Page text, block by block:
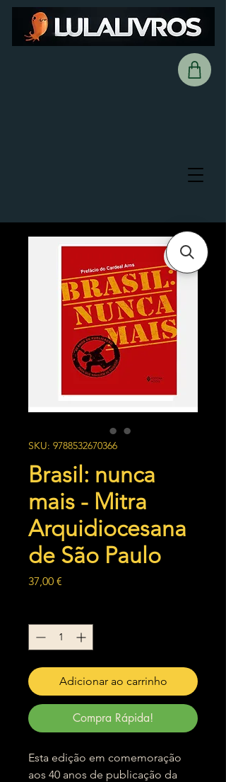
SKU: 9788532670366
Brasil: nunca
mais - Mitra
Arquidiocesana
de São Paulo
37,00 €
Adicionar ao carrinho
Compra Rápida!
Esta edição em comemoração
aos 40 anos de publicação da